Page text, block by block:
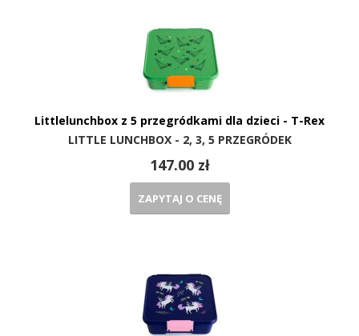
Littlelunchbox z 5 przegródkami dla dzieci - T-Rex
LITTLE LUNCHBOX - 2, 3, 5 PRZEGRÓDEK
147.00 zł
ZAPYTAJ O CENĘ